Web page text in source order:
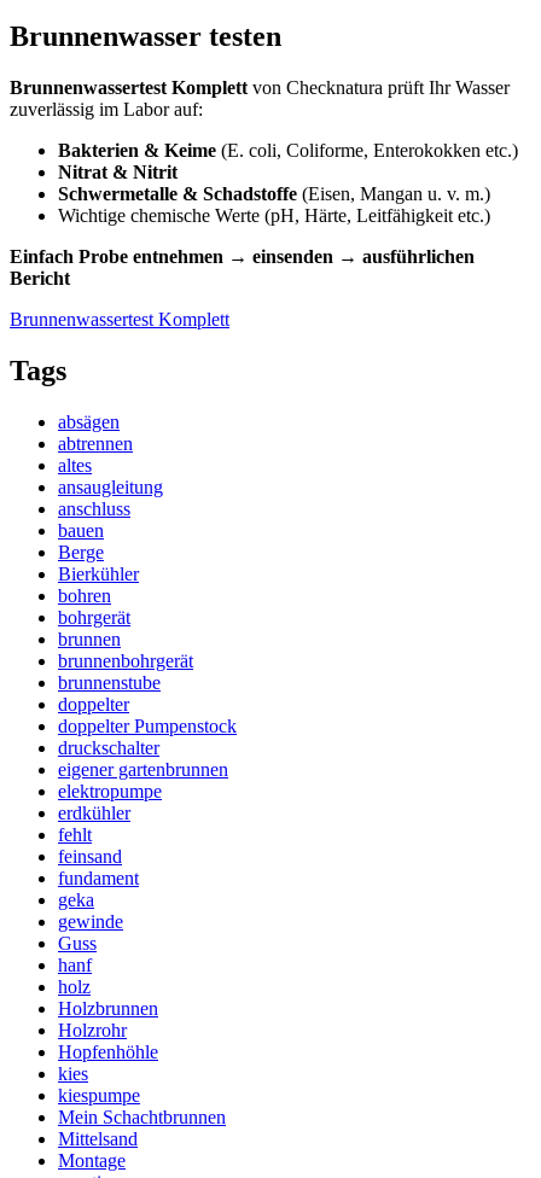
Brunnenwasser testen
Brunnenwassertest Komplett von Checknatura prüft Ihr Wasser
zuverlässig im Labor auf:
Bakterien & Keime (E. coli, Coliforme, Enterokokken etc.)
Nitrat & Nitrit
Schwermetalle & Schadstoffe (Eisen, Mangan u. v. m.)
Wichtige chemische Werte (pH, Härte, Leitfähigkeit etc.)
Einfach Probe entnehmen → einsenden → ausführlichen
Bericht
Brunnenwassertest Komplett
Tags
absägen
abtrennen
altes
ansaugleitung
anschluss
bauen
Berge
Bierkühler
bohren
bohrgerät
brunnen
brunnenbohrgerät
brunnenstube
doppelter
doppelter Pumpenstock
druckschalter
eigener gartenbrunnen
elektropumpe
erdkühler
fehlt
feinsand
fundament
geka
gewinde
Guss
hanf
holz
Holzbrunnen
Holzrohr
Hopfenhöhle
kies
kiespumpe
Mein Schachtbrunnen
Mittelsand
Montage